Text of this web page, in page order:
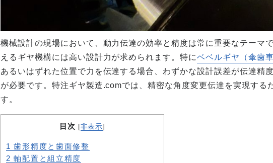
機械設計の現場において、動力伝達の効率と精度は常に重要なテーマ
えるギヤ機構には高い設計力が求められます。特にベベルギヤ（傘歯車
あるいはずれた位置で力を伝達する場合、わずかな設計誤差が伝達精
が必要です。特注ギヤ製造.comでは、精密な角度変更伝達を実現する
す。
目次 [非表示]
1 歯形精度と歯面修整
2 軸配置と組立精度